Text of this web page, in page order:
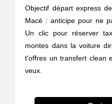
Objectif départ express
Macé : anticipe pour ne
Un clic pour réserver
montes dans la voiture
t'offres un transfert clean
veux.